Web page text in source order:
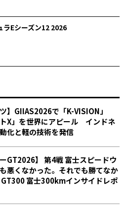
ラEシーズン12 2026
ツ】GIIAS2026で「K-VISION」
トX」を世界にアピール インドネ
化と軽の技術を発信
ーGT2026】 第4戦 富士スピードウ
悪くなかった。それでも勝てなか
GT300 富士300kmインサイドレポ